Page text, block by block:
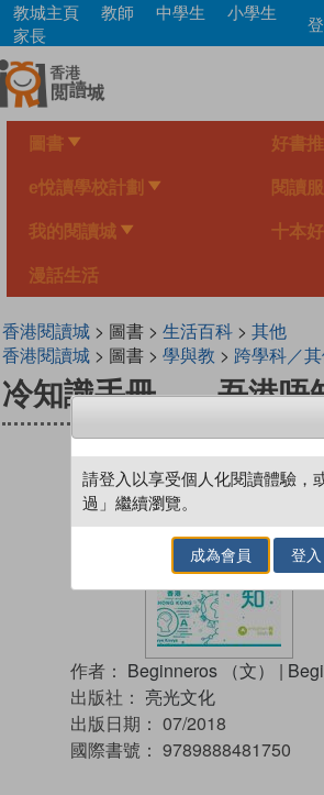
Skip
main
content
教城主頁 教師 中學生
小學生
家長
圖書 好書
e悅讀學校計劃 閱讀
我的閱讀城 十本
漫話生活
香港閱讀城> 圖書 > 生活百科> 其他
香港閱讀城> 圖書 > 學與教 > 跨學科／
冷知識手冊——吾港唔
作者： Beginneros （文） |
出版社： 亮光文化
出版日期： 07/2018
國際書號： 9789888481750
請登入以享受個人化閱讀體驗，
過」繼續瀏覽。
成為會員 登入